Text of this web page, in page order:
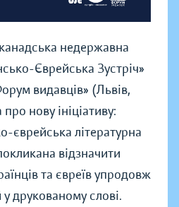
недержавна
Єврейська Зустріч»
видавців» (Львів,
нову ініціативу:
єврейська літературна
відзначити
та євреїв упродовж
друкованому слові.